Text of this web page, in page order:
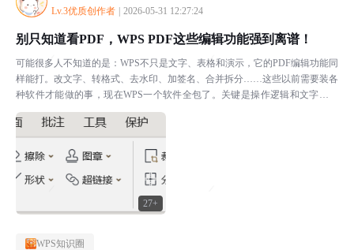
Lv.3优质创作者 2026-05-31 12:27:24
27+
别只知道看PDF，WPS PDF这些编辑功能强到离谱！
可能很多人不知道的是：WPS不只是文字、表格和演示，它的PDF编辑功能同
样能打。改文字、转格式、去水印、加签名、合并拆分……这些以前需要装各
种软件才能做的事，现在WPS一个软件全包了。关键是操作逻辑和文字编辑
几乎一样，零学习成本。这篇帖子我整理了7个最常用...
WPS知识圈